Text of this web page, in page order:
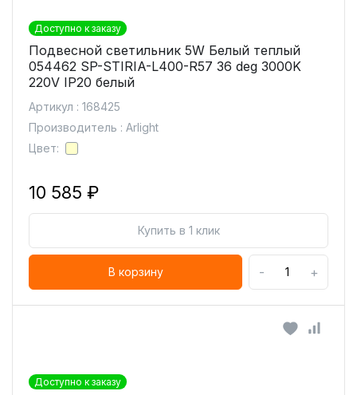
Доступно к заказу
Подвесной светильник 5W Белый теплый
054462 SP-STIRIA-L400-R57 36 deg 3000K
220V IP20 белый
Артикул : 168425
Производитель : Arlight
Цвет:
10 585 ₽
Купить в 1 клик
В корзину - +
Доступно к заказу